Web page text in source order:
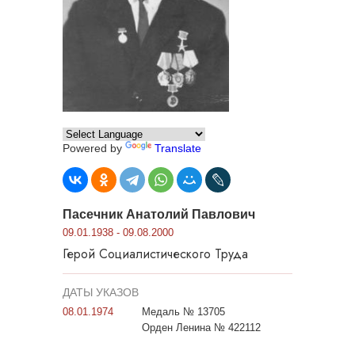
Powered by Translate
Пасечник Анатолий Павлович
09.01.1938 - 09.08.2000
Герой Социалистического Труда
ДАТЫ УКАЗОВ
08.01.1974
Медаль № 13705
Орден Ленина № 422112